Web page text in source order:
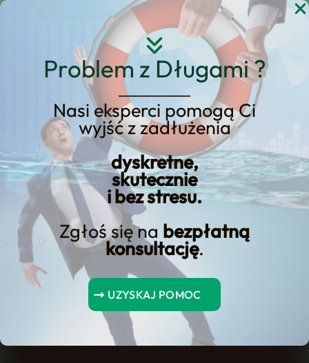
Problem z Długami ?
Nasi eksperci pomogą Ci
wyjść z zadłużenia
dyskretne,
skutecznie
i bez stresu.
Zgłoś się na bezpłatną
konsultację.
UZYSKAJ POMOC
Przejdź
Faktoring – Co to jest i ile
kosztuje? Praktyczny
przewodnik dla
przedsiębiorców
Spis Treści
Wnioski kluczowe
Przegląd faktoringu
Zrozumienie procesu faktoryzacji